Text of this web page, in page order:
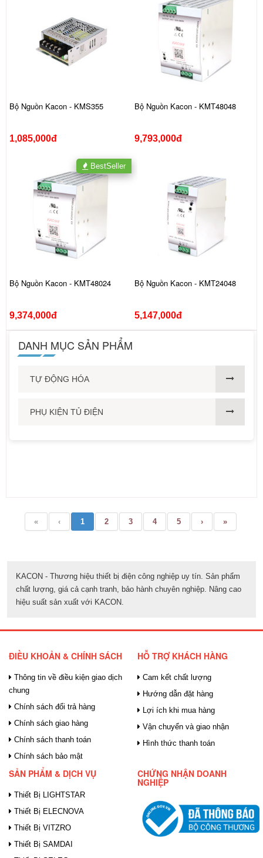
Bộ Nguồn Kacon - KMS355
1,085,000đ
Bộ Nguồn Kacon - KMT48048
9,793,000đ
Bộ Nguồn Kacon - KMT48024
9,374,000đ
BestSeller
Bộ Nguồn Kacon - KMT24048
5,147,000đ
DANH MỤC SẢN PHẨM
TỰ ĐỘNG HÓA
PHỤ KIỆN TỦ ĐIỆN
« ‹ 1 2 3 4 5 › »
KACON - Thương hiệu thiết bị điện công nghiệp uy tín. Sản phẩm
chất lượng, giá cả cạnh tranh, bảo hành chuyên nghiệp. Nâng cao
hiệu suất sản xuất với KACON.
ĐIỀU KHOẢN & CHÍNH SÁCH
Thông tin về điều kiện giao dịch
chung
Chính sách đổi trả hàng
Chính sách giao hàng
Chính sách thanh toán
Chính sách bảo mật
HỖ TRỢ KHÁCH HÀNG
Cam kết chất lượng
Hướng dẫn đặt hàng
Lợi ích khi mua hàng
Vận chuyển và giao nhận
Hình thức thanh toán
SẢN PHẨM & DỊCH VỤ
Thiết Bị LIGHTSTAR
Thiết Bị ELECNOVA
Thiết Bị VITZRO
Thiết Bị SAMDAI
CHỨNG NHẬN DOANH
NGHIỆP